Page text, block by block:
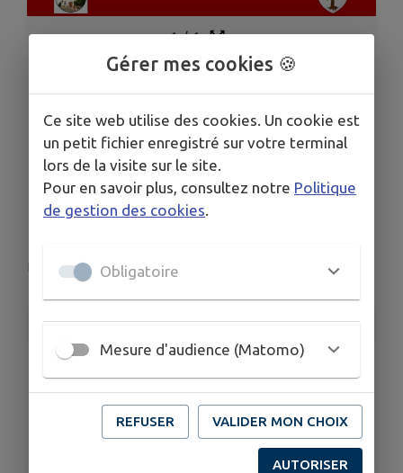
1/1
EXPOSITION
"VISAGES ET
REGARDS" de Walter
CIANDRINI
Landser
INFORMATIONS PRATIQUES
Gérer mes cookies 🍪
Ce site web utilise des cookies. Un cookie est
un petit fichier enregistré sur votre terminal
lors de la visite sur le site.
Pour en savoir plus, consultez notre Politique
de gestion des cookies
Obligatoire
Mesure d'audience (Matomo)
REFUSER VALIDER MON CHOIX
AUTORISER